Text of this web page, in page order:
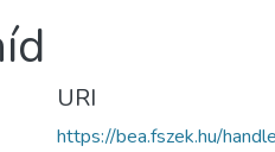
URI
https://bea.fszek.hu/